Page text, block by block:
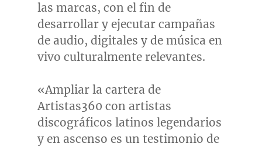
las marcas, con el fin de
desarrollar y ejecutar campañas
de audio, digitales y de música en
vivo culturalmente relevantes.
«Ampliar la cartera de
Artistas360 con artistas
discográficos latinos legendarios
y en ascenso es un testimonio de